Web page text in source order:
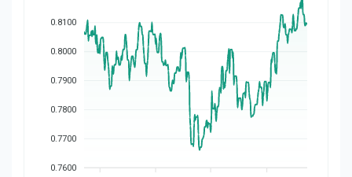
0.8100
0.8000
0.7900
0.7800
0.7700
0.7600